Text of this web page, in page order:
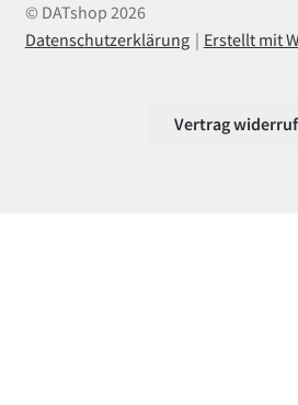
© DATshop 2026
Datenschutzerklärung
Erstellt mit
Vertrag